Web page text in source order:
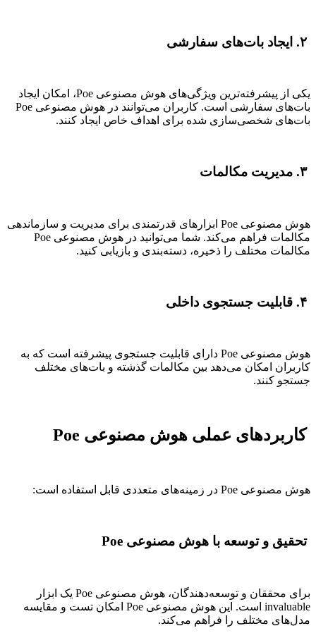
یکی از پیشرفته‌ترین ویژگی‌های هوش مصنوعی Poe، امکان ایجاد
بات‌های سفارشی است. کاربران می‌توانند در هوش مصنوعی Poe
بات‌های شخصی‌سازی شده برای اهداف خاص ایجاد کنند.
۳. مدیریت مکالمات
هوش مصنوعی Poe ابزارهای قدرتمندی برای مدیریت و سازماندهی
مکالمات فراهم می‌کند. شما می‌توانید در هوش مصنوعی Poe
مکالمات مختلف را ذخیره، دسته‌بندی و بازیابی کنید.
هوش مصنوعی Poe دارای قابلیت جستجوی پیشرفته است که به
کاربران امکان می‌دهد بین مکالمات گذشته و بات‌های مختلف
جستجو کنند.
کاربردهای عملی هوش مصنوعی Poe
هوش مصنوعی Poe در زمینه‌های متعددی قابل استفاده است:
تحقیق و توسعه با هوش مصنوعی Poe
برای محققان و توسعه‌دهندگان، هوش مصنوعی Poe یک ابزار
invaluable است. این هوش مصنوعی Poe امکان تست و مقایسه
مدل‌های مختلف را فراهم می‌کند.